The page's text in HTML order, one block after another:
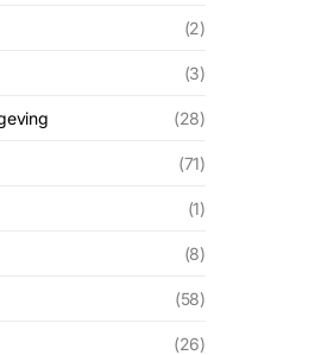
(2)
(3)
(28)
(71)
(1)
(8)
(58)
(26)